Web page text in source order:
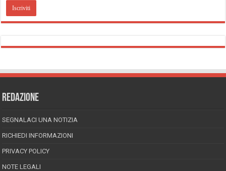
REDAZIONE
SEGNALACI UNA NOTIZIA
RICHIEDI INFORMAZIONI
PRIVACY POLICY
NOTE LEGALI